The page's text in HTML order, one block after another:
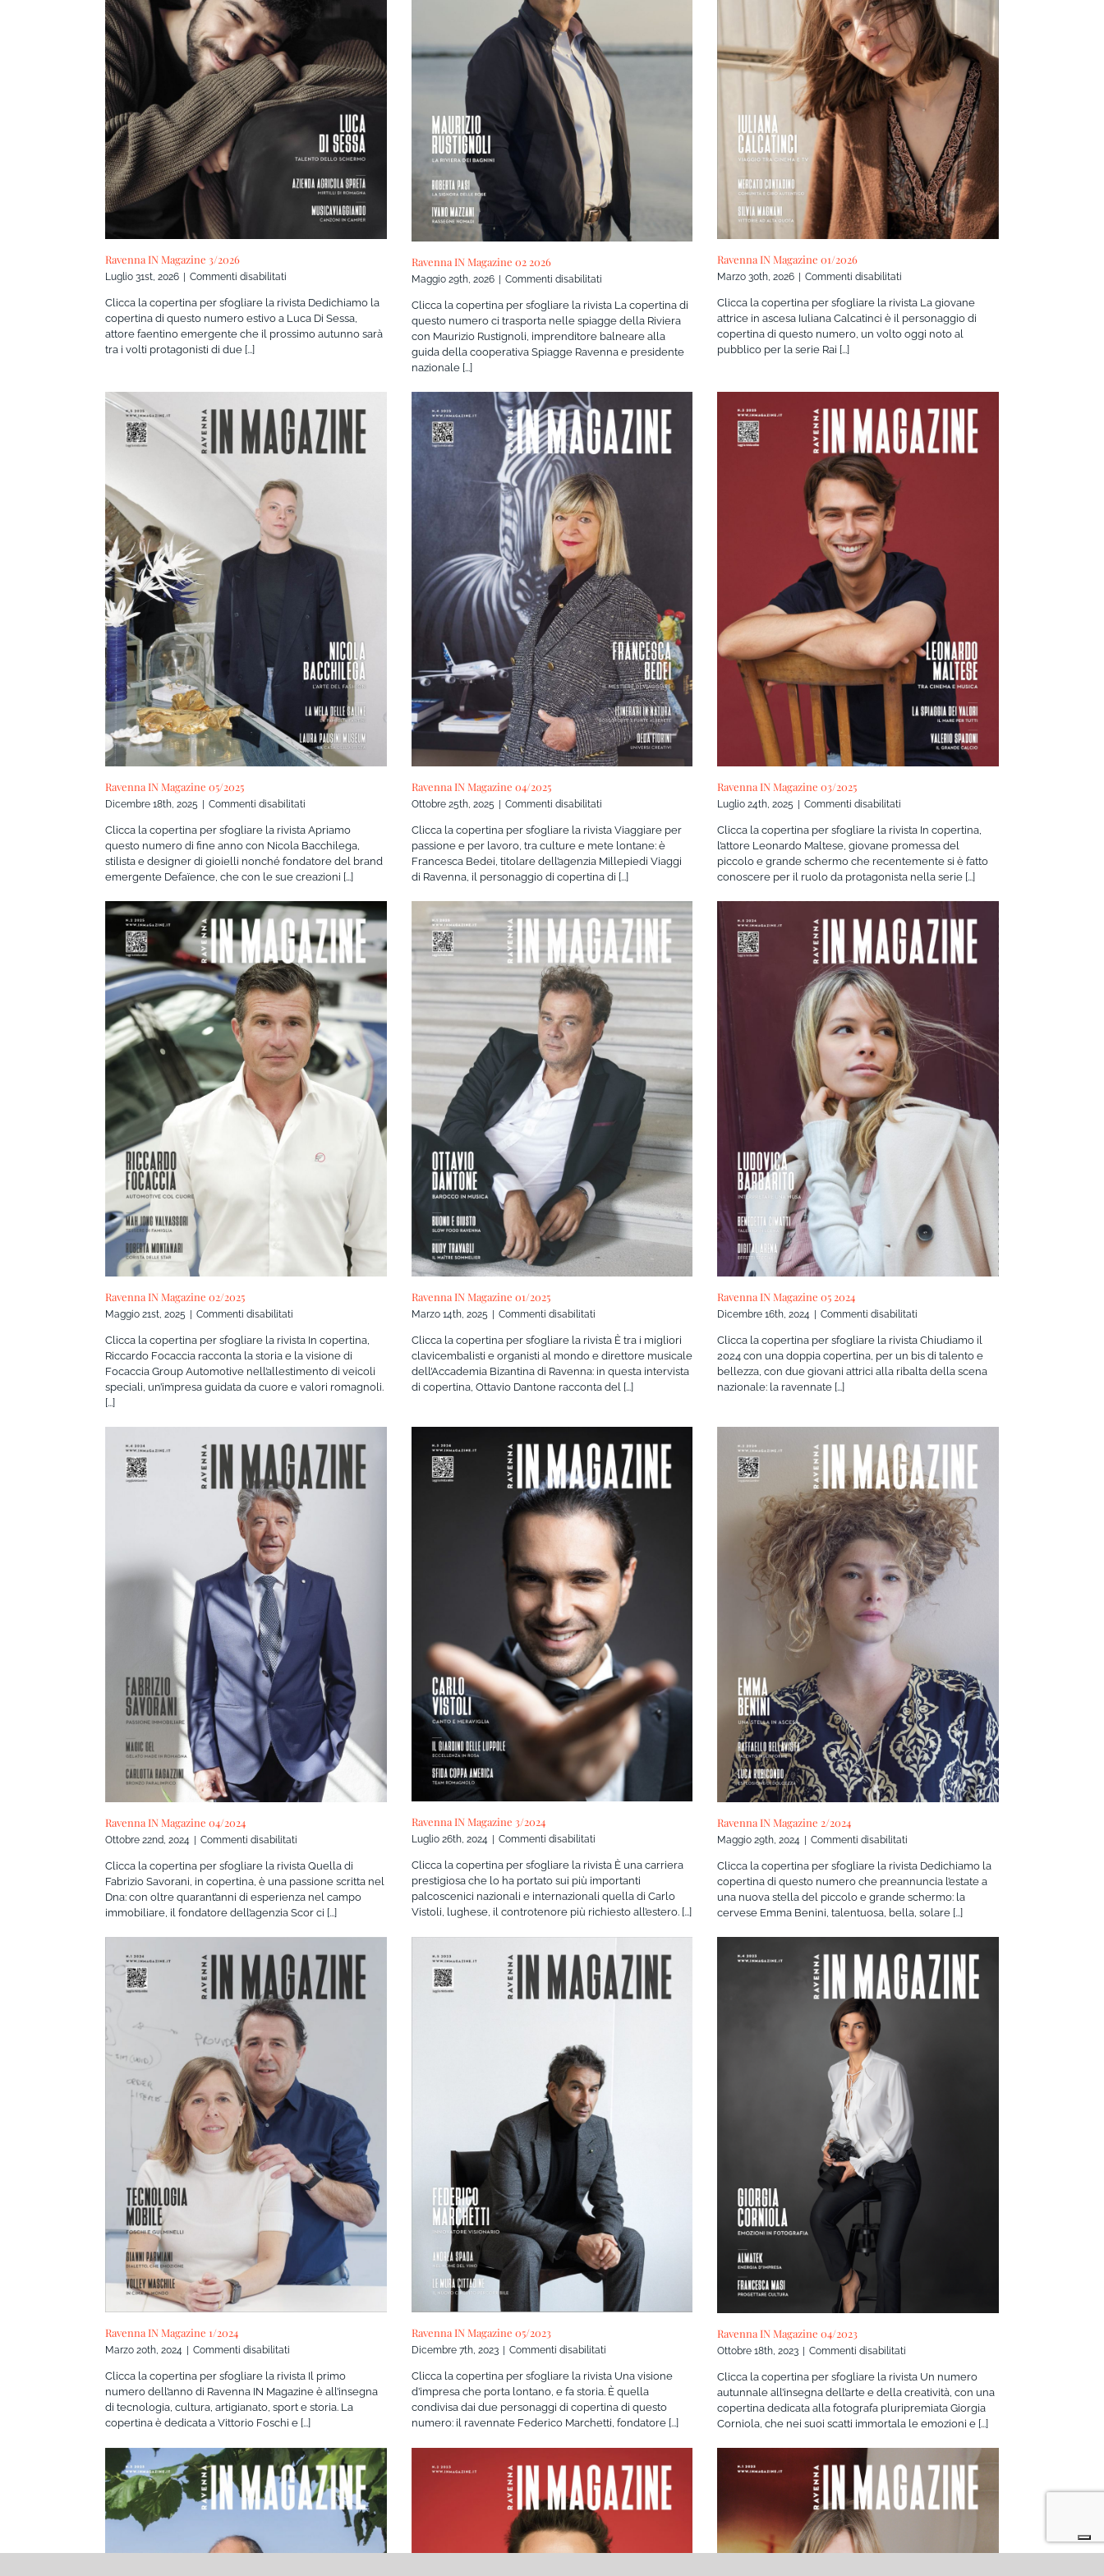
Ravenna IN Magazine 3/2026
Luglio 31st, 2026 Commenti disabilitati
IN
Magazine
3/2026
Clicca la copertina per sfogliare la rivista Dedichiamo la
copertina di questo numero estivo a Luca Di Sessa,
attore faentino emergente che il prossimo autunno sarà
tra i volti protagonisti di due [...]
Ravenna IN Magazine 02 2026
Maggio 29th, 2026 | Commenti disabilitatisu
IN
Magazine
02
2026
Clicca la copertina per sfogliare la rivista La copertina di
questo numero ci trasporta nelle spiagge della Riviera
con Maurizio Rustignoli, imprenditore balneare alla
guida della cooperativa Spiagge Ravenna e presidente
nazionale [...]
Ravenna IN Magazine 01/2026
Marzo 30th, 2026 | Commenti disabilitati
IN
Magazine
01/2026
Clicca la copertina per sfogliare la rivista La giovane
attrice in ascesa Iuliana Calcatinci è il personaggio di
copertina di questo numero, un volto oggi noto al
pubblico per la serie Rai [...]
Ravenna IN Magazine 05/2025
Dicembre 18th, 2025 Commenti disabilitati
IN
Magazine
05/2025
Clicca la copertina per sfogliare la rivista Apriamo
questo numero di fine anno con Nicola Bacchilega,
stilista e designer di gioielli nonché fondatore del brand
emergente Defaïence, che con le sue creazioni [...]
Ravenna IN Magazine 04/2025
Ottobre 25th, 2025 Commenti disabilitatisu
IN
Magazine
04/2025
Clicca la copertina per sfogliare la rivista Viaggiare per
passione e per lavoro, tra culture e mete lontane: è
Francesca Bedei, titolare dell’agenzia Millepiedi Viaggi
di Ravenna, il personaggio di copertina di [...]
Ravenna IN Magazine 03/2025
Luglio 24th, 2025 Commenti disabilitati
IN
Magazine
03/2025
Clicca la copertina per sfogliare la rivista In copertina,
l’attore Leonardo Maltese, giovane promessa del
piccolo e grande schermo che recentemente si è fatto
conoscere per il ruolo da protagonista nella serie [...]
Ravenna IN Magazine 02/2025
Maggio 21st, 2025 Commenti disabilitati
IN
Magazine
02/2025
Clicca la copertina per sfogliare la rivista In copertina,
Riccardo Focaccia racconta la storia e la visione di
Focaccia Group Automotive nell’allestimento di veicoli
speciali, un’impresa guidata da cuore e valori romagnoli.
[...]
Ravenna IN Magazine 01/2025
Marzo 14th, 2025 | Commenti disabilitatisu
IN
Magazine
01/2025
Clicca la copertina per sfogliare la rivista È tra i migliori
clavicembalisti e organisti al mondo e direttore musicale
dell’Accademia Bizantina di Ravenna: in questa intervista
di copertina, Ottavio Dantone racconta del [...]
Ravenna IN Magazine 05 2024
Dicembre 16th, 2024 | Commenti disabilitati
IN
Magazine
05
Clicca la copertina per sfogliare la rivista Chiudiamo il
2024 con una doppia copertina, per un bis di talento e
bellezza, con due giovani attrici alla ribalta della scena
nazionale: la ravennate [...]
Ravenna IN Magazine 04/2024
Ottobre 22nd, 2024 | Commenti disabilitati
IN
Magazine
04/2024
Clicca la copertina per sfogliare la rivista Quella di
Fabrizio Savorani, in copertina, è una passione scritta nel
Dna: con oltre quarant’anni di esperienza nel campo
immobiliare, il fondatore dell’agenzia Scor ci [...]
Ravenna IN Magazine 3/2024
Luglio 26th, 2024 Commenti disabilitatisu
IN
Magazine
3/2024
Clicca la copertina per sfogliare la rivista È una carriera
prestigiosa che lo ha portato sui più importanti
palcoscenici nazionali e internazionali quella di Carlo
Vistoli, lughese, il controtenore più richiesto all’estero. [...]
Ravenna IN Magazine 2/2024
Maggio 29th, 2024 | Commenti disabilitati
IN
Magazine
2/2024
Clicca la copertina per sfogliare la rivista Dedichiamo la
copertina di questo numero che preannuncia l’estate a
una nuova stella del piccolo e grande schermo: la
cervese Emma Benini, talentuosa, bella, solare [...]
Ravenna IN Magazine 1/2024
Marzo 20th, 2024 | Commenti disabilitati
IN
Magazine
1/2024
Clicca la copertina per sfogliare la rivista Il primo
numero dell’anno di Ravenna IN Magazine è all’insegna
di tecnologia, cultura, artigianato, sport e storia. La
copertina è dedicata a Vittorio Foschi e [...]
Ravenna IN Magazine 05/2023
Dicembre 7th, 2023 | Commenti disabilitatisu
IN
Magazine
05/2023
Clicca la copertina per sfogliare la rivista Una visione
d’impresa che porta lontano, e fa storia. È quella
condivisa dai due personaggi di copertina di questo
numero: il ravennate Federico Marchetti, fondatore [...]
Ravenna IN Magazine 04/2023
Ottobre 18th, 2023 Commenti disabilitati
IN
Magazine
04/2023
Clicca la copertina per sfogliare la rivista Un numero
autunnale all’insegna dell’arte e della creatività, con una
copertina dedicata alla fotografa pluripremiata Giorgia
Corniola, che nei suoi scatti immortala le emozioni e [...]